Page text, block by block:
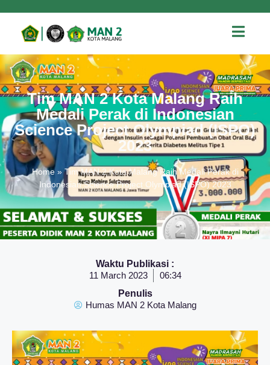
Tim MAN 2 Kota Malang Raih
Medali Perak di Indonesian
Science Project Olympiad (ISPO)
2023
Home»Tim MAN 2 Kota Malang Raih Medali Perak di
Indonesian Science Project Olympiad (ISPO) 2023
Waktu Publikasi :
11 March 2023
06:34
Penulis
Humas MAN 2 Kota Malang